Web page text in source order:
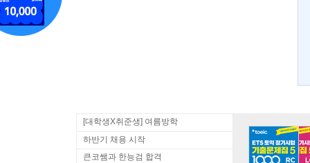
[대학생X취준생] 여름방학
하반기 채용 시작
큰코쌤과 한능검 합격